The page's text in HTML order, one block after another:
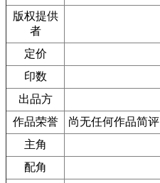
版权提供
者
定价
印数
出品方
作品荣誉
尚无任何作品简评
主角
配角